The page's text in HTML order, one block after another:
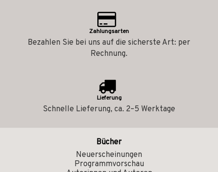
Zahlungsarten
Bezahlen Sie bei uns auf die sicherste Art: per
Rechnung.
Lieferung
Schnelle Lieferung, ca. 2–5 Werktage
Bücher
Neuerscheinungen
Programmvorschau